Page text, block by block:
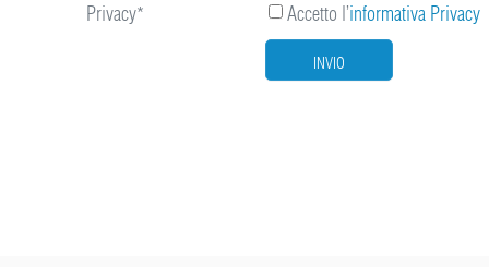
Privacy*
Accetto l’informativa Privacy
INVIO